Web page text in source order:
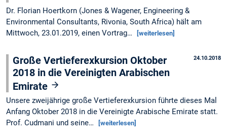
Dr. Florian Hoertkorn (Jones & Wagener, Engineering &
Environmental Consultants, Rivonia, South Africa) hält am
Mittwoch, 23.01.2019, einen Vortrag…
[weiterlesen]
24.10.2018
Große Vertieferexkursion Oktober
2018 in die Vereinigten Arabischen
Emirate
Unsere zweijährige große Vertieferexkursion führte dieses Mal
Anfang Oktober 2018 in die Vereinigte Arabische Emirate statt.
Prof. Cudmani und seine…
[weiterlesen]